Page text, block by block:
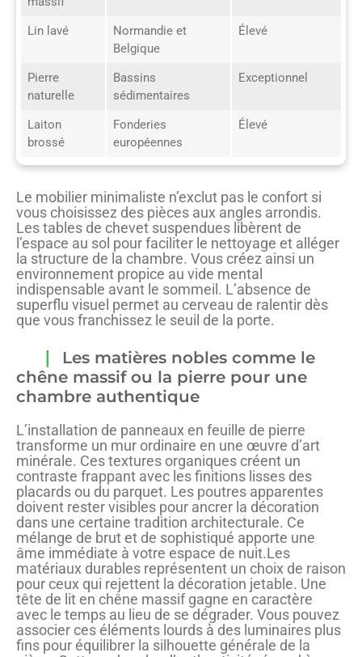
Lin lavé
Normandie et
Belgique
Élevé
Pierre
naturelle
Bassins
sédimentaires
Exceptionnel
Laiton
brossé
Fonderies
européennes
Élevé
Le mobilier minimaliste n’exclut pas le confort si
vous choisissez des pièces aux angles arrondis.
Les tables de chevet suspendues libèrent de
l’espace au sol pour faciliter le nettoyage et alléger
la structure de la chambre. Vous créez ainsi un
environnement propice au vide mental
indispensable avant le sommeil. L’absence de
superflu visuel permet au cerveau de ralentir dès
que vous franchissez le seuil de la porte.
Les matières nobles comme le
chêne massif ou la pierre pour une
chambre authentique
L’installation de panneaux en feuille de pierre
transforme un mur ordinaire en une œuvre d’art
minérale. Ces textures organiques créent un
contraste frappant avec les finitions lisses des
placards ou du parquet. Les poutres apparentes
doivent rester visibles pour ancrer la décoration
dans une certaine tradition architecturale. Ce
mélange de brut et de sophistiqué apporte une
âme immédiate à votre espace de nuit.Les
matériaux durables représentent un choix de raison
pour ceux qui rejettent la décoration jetable. Une
tête de lit en chêne massif gagne en caractère
avec le temps au lieu de se dégrader. Vous pouvez
associer ces éléments lourds à des luminaires plus
fins pour équilibrer la silhouette générale de la